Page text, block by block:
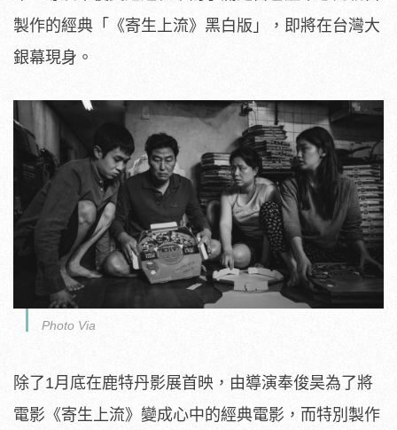
製作的經典「《寄生上流》黑白版」，即將在台灣大
銀幕現身。
Photo Via
除了1月底在鹿特丹影展首映，由導演奉俊昊為了將
電影《寄生上流》變成心中的經典電影，而特別製作